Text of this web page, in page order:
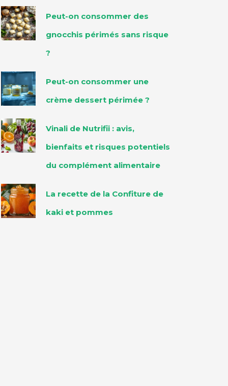
Peut-on consommer des
gnocchis périmés sans risque
?
Peut-on consommer une
crème dessert périmée ?
Vinali de Nutrifii : avis,
bienfaits et risques potentiels
du complément alimentaire
La recette de la Confiture de
kaki et pommes